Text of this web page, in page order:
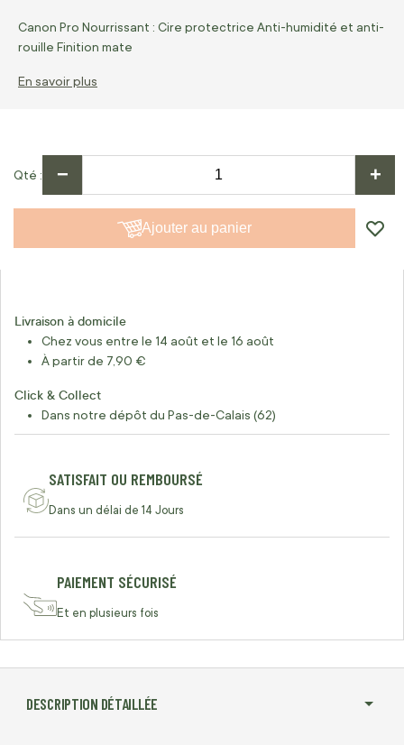
Canon Pro Nourrissant : Cire protectrice Anti-humidité et anti-
rouille Finition mate
En savoir plus
Qté − +
Ajouter au panier
Livraison à domicile
Chez vous entre le 14 août et le 16 août
À partir de 7,90 €
Click & Collect
Dans notre dépôt du Pas-de-Calais (62)
SATISFAIT OU REMBOURSÉ
Dans un délai de 14 Jours
PAIEMENT SÉCURISÉ
Et en plusieurs fois
DESCRIPTION DÉTAILLÉE